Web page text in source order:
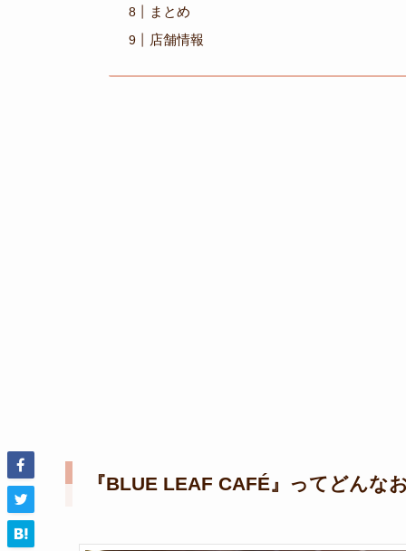
まとめ
店舗情報
『BLUE LEAF CAFÉ』ってどんな